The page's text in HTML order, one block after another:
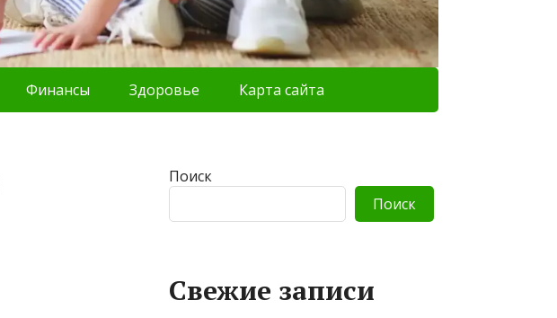
Финансы Здоровье Карта сайта
Поиск
Поиск
Свежие записи